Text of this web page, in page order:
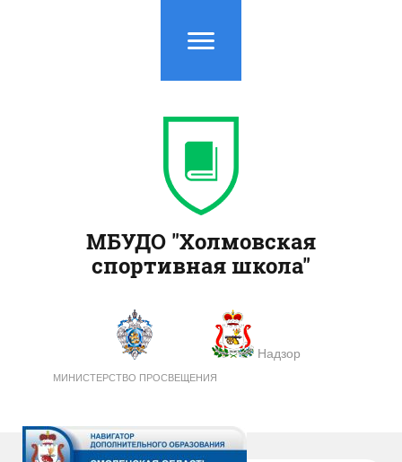
МИНИСТЕРСТВО ПРОСВЕЩЕНИЯ
Надзор
МБУДО "Холмовская
спортивная школа"